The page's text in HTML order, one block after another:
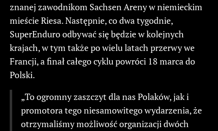
znanej zawodnikom Sachsen Areny w niemieckim
mieście Riesa. Następnie, co dwa tygodnie,
SuperEnduro odbywać się będzie w kolejnych
krajach, w tym także po wielu latach przerwy we
Francji, a finał całego cyklu powróci 18 marca do
Polski.
„To ogromny zaszczyt dla nas Polaków, jak i
promotora tego niesamowitego wydarzenia, że
otrzymaliśmy możliwość organizacji dwóch